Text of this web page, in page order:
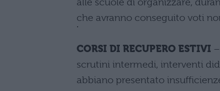
che avranno conseguito voti
CORSI DI RECUPERO ESTIVI
scrutini intermedi, interventi
abbiano presentato